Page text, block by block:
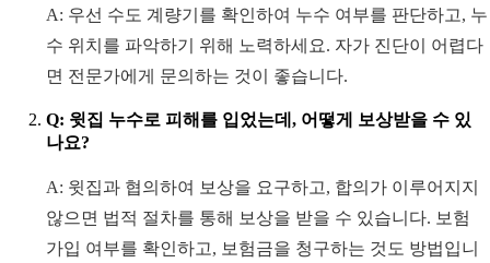
A: 우선 수도 계량기를 확인하여 누수 여부를 판단하고, 누
수 위치를 파악하기 위해 노력하세요. 자가 진단이 어렵다
면 전문가에게 문의하는 것이 좋습니다.
Q: 윗집 누수로 피해를 입었는데, 어떻게 보상받을 수 있
나요?
A: 윗집과 협의하여 보상을 요구하고, 합의가 이루어지지
않으면 법적 절차를 통해 보상을 받을 수 있습니다. 보험
가입 여부를 확인하고, 보험금을 청구하는 것도 방법입니